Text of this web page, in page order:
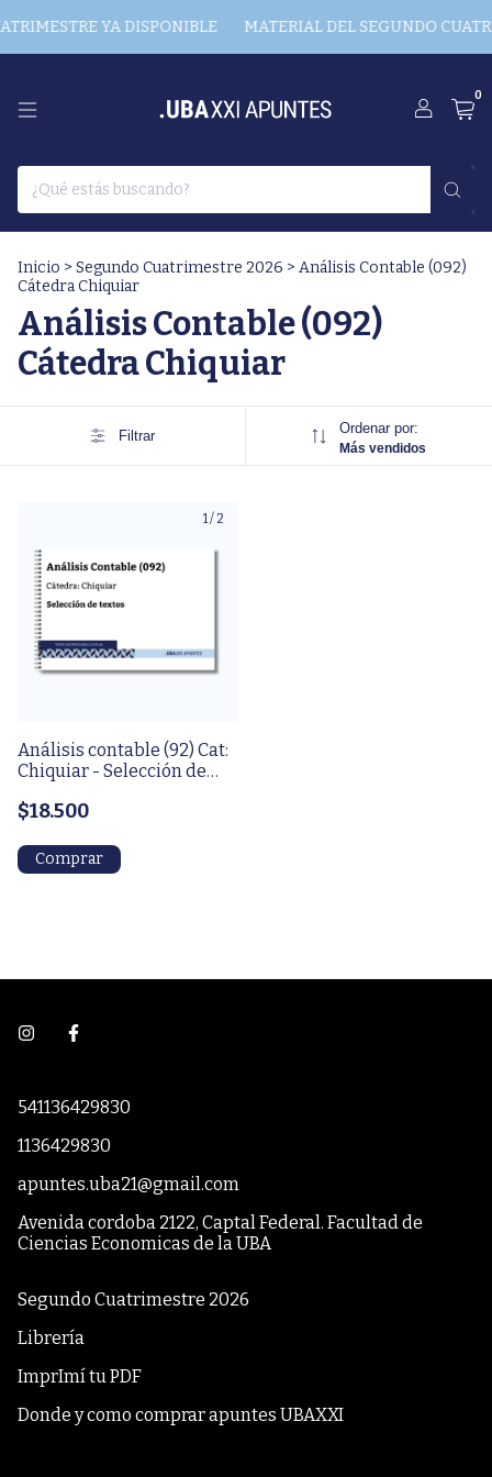
YA DISPONIBLE MATERIAL DEL SEGUNDO
0
Inicio > Segundo Cuatrimestre 2026 > Análisis Contable (092)
Cátedra Chiquiar
Análisis Contable (092)
Cátedra Chiquiar
Filtrar Ordenar por:
Más vendidos
1/ 2
Análisis contable (92) Cat:
Chiquiar - Selección de
$18.500
541136429830
1136429830
apuntes.uba21@gmail.com
Avenida cordoba 2122, Captal Federal. Facultad de
Ciencias Economicas de la UBA
Segundo Cuatrimestre 2026
Librería
ImprImí tu PDF
Donde y como comprar apuntes UBAXXI